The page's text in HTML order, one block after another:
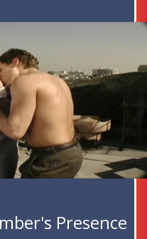
Presence